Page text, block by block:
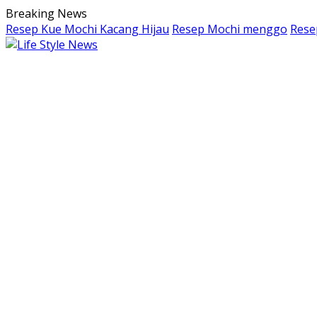
Langsung
ke
konten
Breaking News
Resep Kue Mochi Kacang Hijau Resep Mochi menggo